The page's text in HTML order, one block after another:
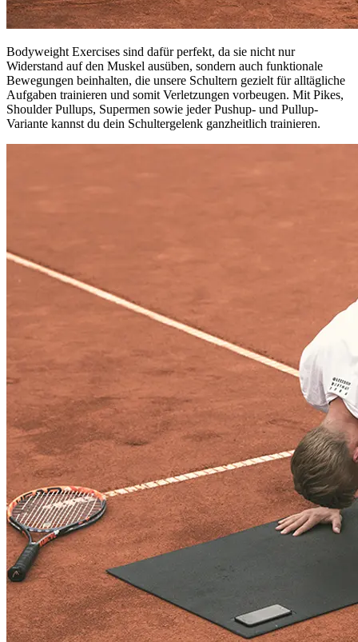
Bodyweight Exercises sind dafür perfekt, da sie nicht nur
Widerstand auf den Muskel ausüben, sondern auch funktionale
Bewegungen beinhalten, die unsere Schultern gezielt für alltägliche
Aufgaben trainieren und somit Verletzungen vorbeugen. Mit Pikes,
Shoulder Pullups, Supermen sowie jeder Pushup- und Pullup-
Variante kannst du dein Schultergelenk ganzheitlich trainieren.